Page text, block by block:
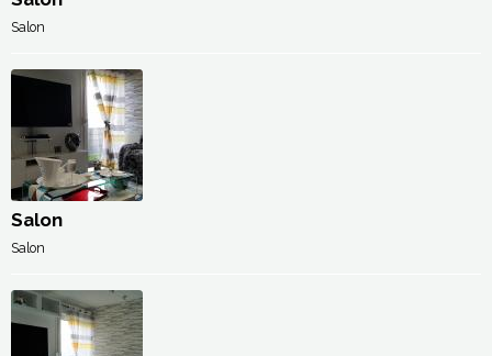
Salon
Salon
Salon